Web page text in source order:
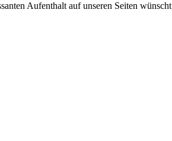
Aufenthalt auf unseren Seiten wünscht